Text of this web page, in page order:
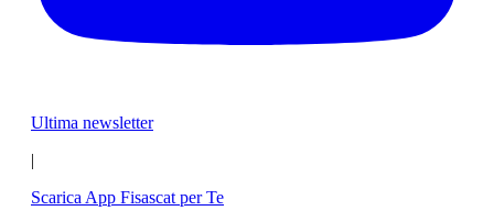
Ultima newsletter
|
Scarica App Fisascat per Te